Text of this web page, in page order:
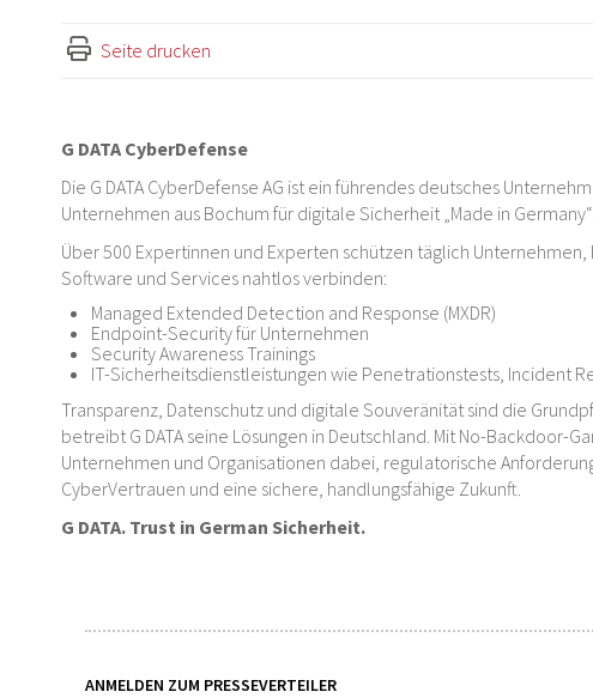
Seite drucken
G DATA CyberDefense
Die G DATA CyberDefense AG ist ein führendes deutsches
Unternehmen aus Bochum für digitale Sicherheit „Made in Germany“.
Über 500 Expertinnen und Experten schützen täglich
Software und Services nahtlos verbinden:
Managed Extended Detection and Response (MXDR)
Endpoint-Security für Unternehmen
Security Awareness Trainings
IT-Sicherheitsdienstleistungen wie Penetrationstests, Incident
Transparenz, Datenschutz und digitale Souveränität sind die
betreibt G DATA seine Lösungen in Deutschland. Mit No-Backdoor-
Unternehmen und Organisationen dabei, regulatorische
CyberVertrauen und eine sichere, handlungsfähige Zukunft.
G DATA. Trust in German Sicherheit.
ANMELDEN ZUM PRESSEVERTEILER